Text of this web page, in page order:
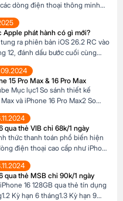
dòng điện thoại thông minh
khi mức giá khá cao vượt ngoài
của nhiều người Tại Happy
thể lựa chọn chương trình trả […]
Apple phát hành có gì mới?
ra phiên bản iOS 26.2 RC vào
12, đánh dấu bước cuối cùng
một số cải tiến thú vị, tập trung
nghiệm người dùng […]
15 Pro Max & 16 Pro Max
Mục lục1 So sánh thiết kế
và iPhone 16 Pro Max2 So
video của iPhone 15 Pro Max và
Camera control trên iPhone 16
qua thẻ VIB chỉ 68k/1 ngày
thức thanh toán phổ biến hiện
điện thoại cao cấp như iPhone
thanh toán một lần. Tại Happy
góp iPhone 16 […]
qua thẻ MSB chỉ 90k/1 ngày
16 128GB qua thẻ tín dụng
Kỳ hạn 6 tháng1.3 Kỳ hạn 9